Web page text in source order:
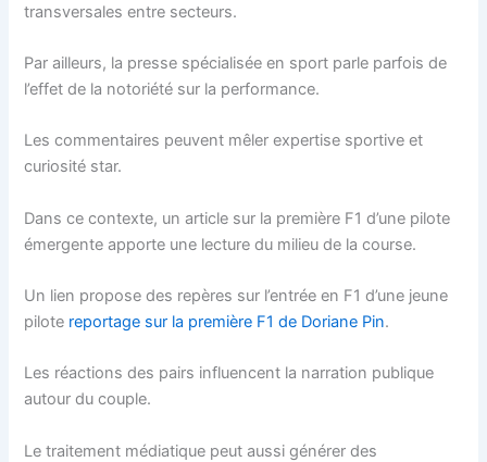
transversales entre secteurs.
Par ailleurs, la presse spécialisée en sport parle parfois de
l’effet de la notoriété sur la performance.
Les commentaires peuvent mêler expertise sportive et
curiosité star.
Dans ce contexte, un article sur la première F1 d’une pilote
émergente apporte une lecture du milieu de la course.
Un lien propose des repères sur l’entrée en F1 d’une jeune
pilote reportage sur la première F1 de Doriane Pin.
Les réactions des pairs influencent la narration publique
autour du couple.
Le traitement médiatique peut aussi générer des